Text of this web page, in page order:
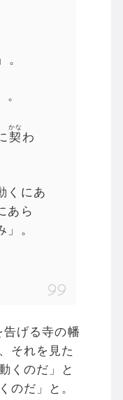
。
契
かな
わ
くにあ
あら
。
げる寺の幡
それを見た
くのだ」と
のだ」と。